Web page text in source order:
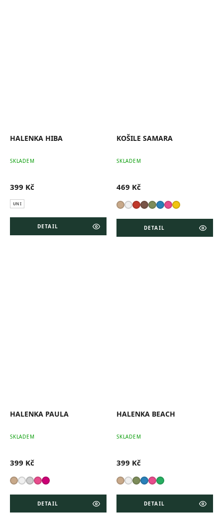
HALENKA HIBA
SKLADEM
399 Kč
UNI
DETAIL
KOŠILE SAMARA
SKLADEM
469 Kč
DETAIL
HALENKA PAULA
SKLADEM
399 Kč
DETAIL
HALENKA BEACH
SKLADEM
399 Kč
DETAIL